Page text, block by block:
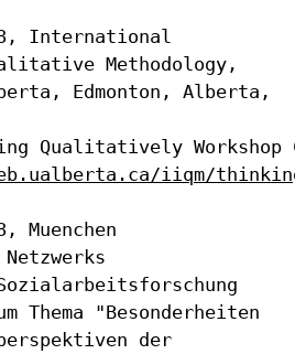
International
Methodology,
Edmonton, Alberta,
iiqm/
Thema "Besonderheiten
der